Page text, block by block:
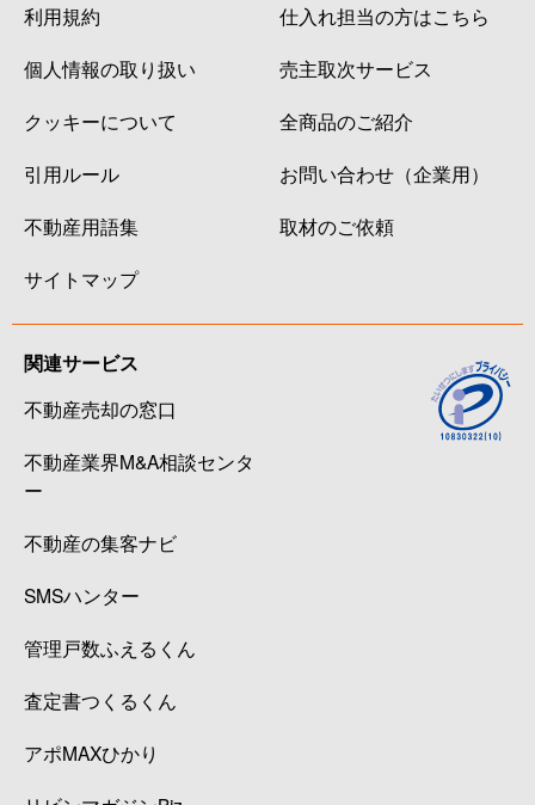
利用規約
個人情報の取り扱い
クッキーについて
引用ルール
不動産用語集
サイトマップ
仕入れ担当の方はこちら
売主取次サービス
全商品のご紹介
お問い合わせ（企業用）
取材のご依頼
関連サービス
不動産売却の窓口
不動産業界M&A相談センタ
ー
不動産の集客ナビ
SMSハンター
管理戸数ふえるくん
査定書つくるくん
アポMAXひかり